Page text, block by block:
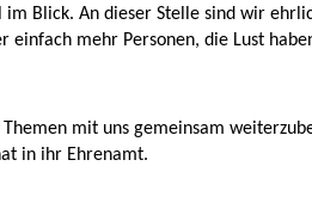
Blick. An dieser Stelle sind wir
mehr Personen, die Lust
mit uns gemeinsam
in ihr Ehrenamt.